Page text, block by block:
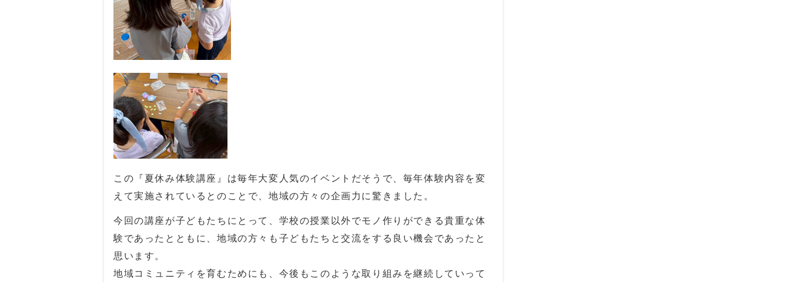
この『夏休み体験講座』は毎年大変人気のイベントだそうで、毎年体験内容を変
えて実施されているとのことで、地域の方々の企画力に驚きました。
今回の講座が子どもたちにとって、学校の授業以外でモノ作りができる貴重な体
験であったとともに、地域の方々も子どもたちと交流をする良い機会であったと
思います。
地域コミュニティを育むためにも、今後もこのような取り組みを継続していって